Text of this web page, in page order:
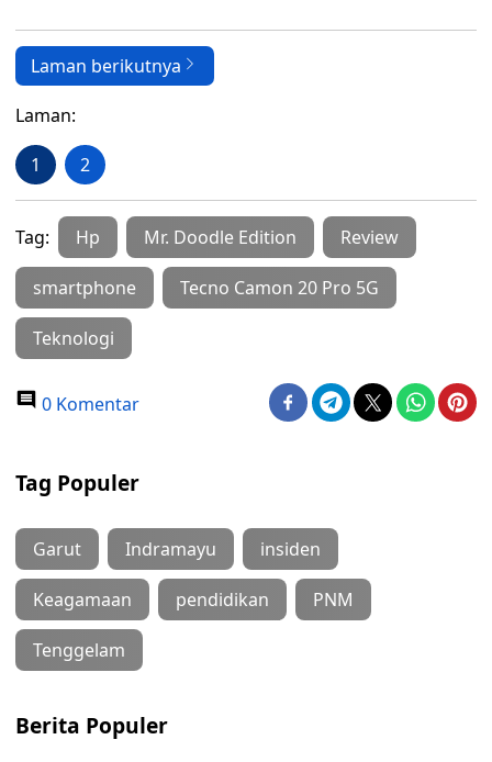
Laman berikutnya
Laman:
1 2
Tag: Hp Mr. Doodle Edition Review
smartphone Tecno Camon 20 Pro 5G
Teknologi
0 Komentar
Tag Populer
Garut Indramayu insiden
Keagamaan pendidikan PNM
Tenggelam
Berita Populer